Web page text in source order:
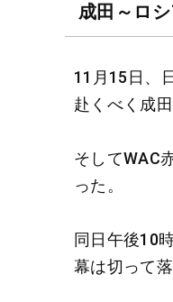
成田～ロ
11月15日、
赴くべく成
そしてWAC
った。
同日午後10
幕は切って